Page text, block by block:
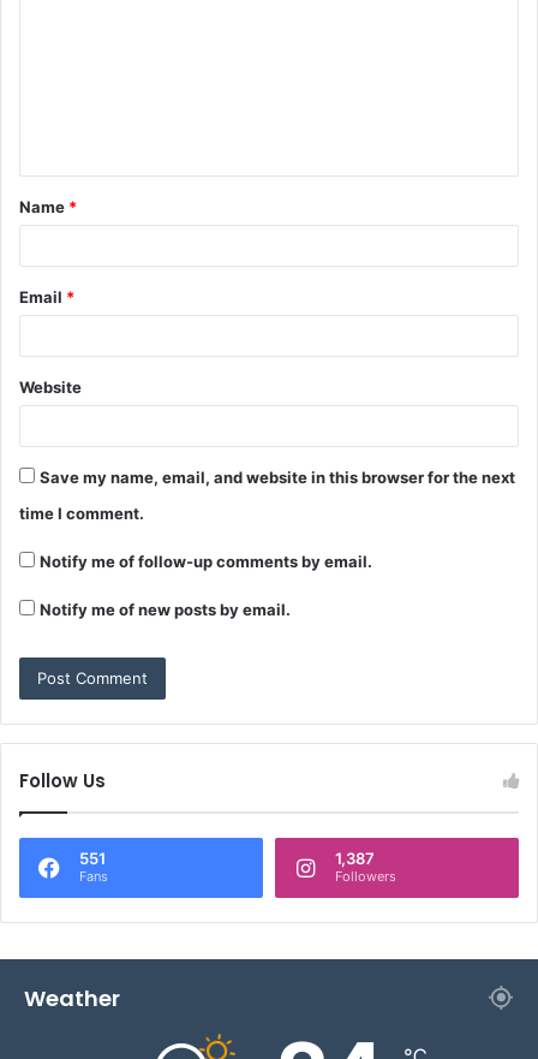
t
*
Name *
Email *
Website
Save my name, email, and website in this browser for the next
time I comment.
Notify me of follow-up comments by email.
Notify me of new posts by email.
Follow Us
551
Fans
1,387
Followers
Weather